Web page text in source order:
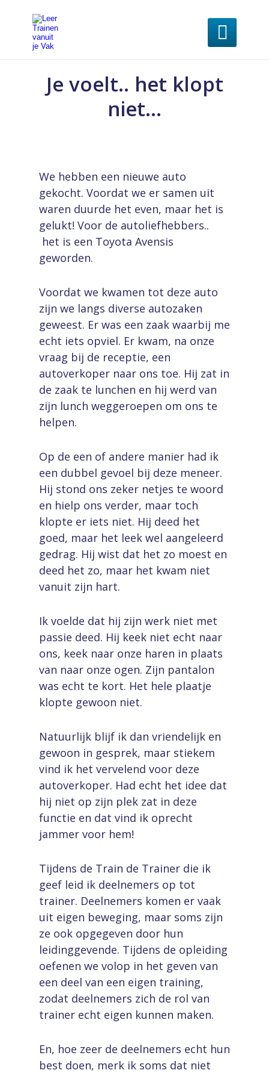

Je voelt.. het klopt
niet…
We hebben een nieuwe auto
gekocht. Voordat we er samen uit
waren duurde het even, maar het is
gelukt! Voor de autoliefhebbers..
het is een Toyota Avensis
geworden.
Voordat we kwamen tot deze auto
zijn we langs diverse autozaken
geweest. Er was een zaak waarbij me
echt iets opviel. Er kwam, na onze
vraag bij de receptie, een
autoverkoper naar ons toe. Hij zat in
de zaak te lunchen en hij werd van
zijn lunch weggeroepen om ons te
helpen.
Op de een of andere manier had ik
een dubbel gevoel bij deze meneer.
Hij stond ons zeker netjes te woord
en hielp ons verder, maar toch
klopte er iets niet. Hij deed het
goed, maar het leek wel aangeleerd
gedrag. Hij wist dat het zo moest en
deed het zo, maar het kwam niet
vanuit zijn hart.
Ik voelde dat hij zijn werk niet met
passie deed. Hij keek niet echt naar
ons, keek naar onze haren in plaats
van naar onze ogen. Zijn pantalon
was echt te kort. Het hele plaatje
klopte gewoon niet.
Natuurlijk blijf ik dan vriendelijk en
gewoon in gesprek, maar stiekem
vind ik het vervelend voor deze
autoverkoper. Had echt het idee dat
hij niet op zijn plek zat in deze
functie en dat vind ik oprecht
jammer voor hem!
Tijdens de Train de Trainer die ik
geef leid ik deelnemers op tot
trainer. Deelnemers komen er vaak
uit eigen beweging, maar soms zijn
ze ook opgegeven door hun
leidinggevende. Tijdens de opleiding
oefenen we volop in het geven van
een deel van een eigen training,
zodat deelnemers zich de rol van
trainer echt eigen kunnen maken.
En, hoe zeer de deelnemers echt hun
best doen, merk ik soms dat niet